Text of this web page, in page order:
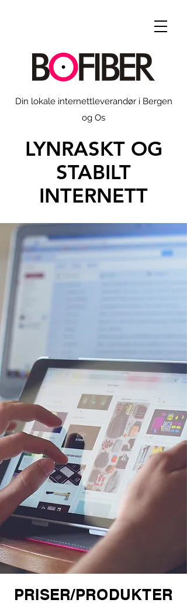
Din lokale internettleverandør i Bergen
og Os
LYNRASKT OG
STABILT
INTERNETT
PRISER/PRODUKTER